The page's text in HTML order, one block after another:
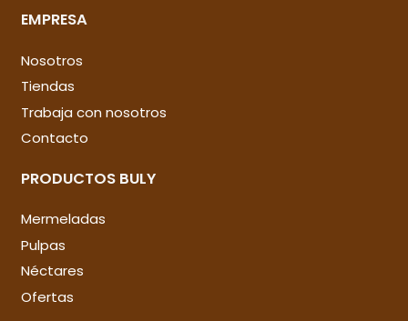
EMPRESA
Nosotros
Tiendas
Trabaja con nosotros
Contacto
PRODUCTOS BULY
Mermeladas
Pulpas
Néctares
Ofertas